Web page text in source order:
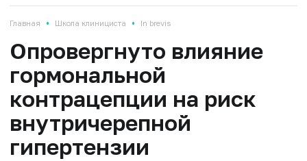
Главная • Школа клинициста • In brevis
Опровергнуто влияние
гормональной
контрацепции на риск
внутричерепной
гипертензии